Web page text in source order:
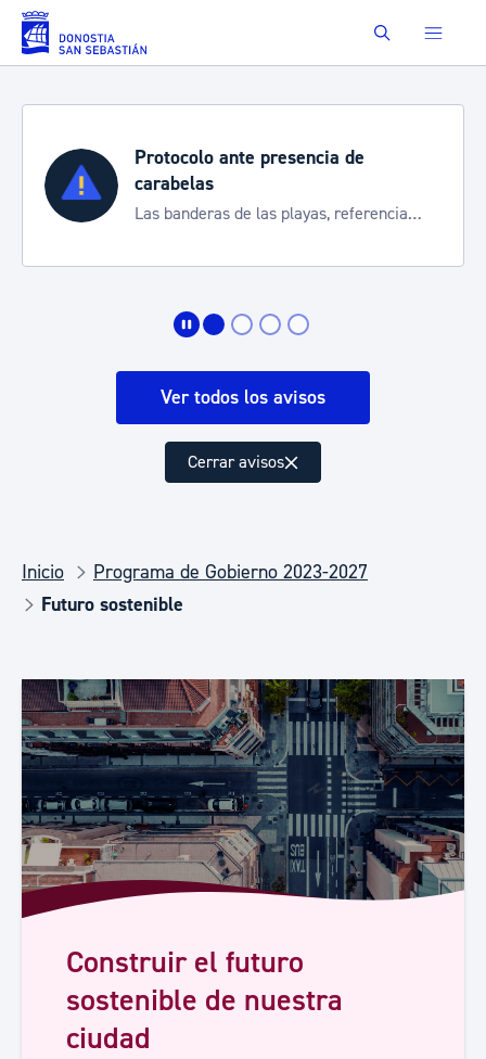
Saltar al contenido principal Buscar
Protocolo ante presencia de
carabelas
Las banderas de las playas, referencia
Ver todos los avisos
Cerrar avisos
Inicio
Programa de Gobierno 2023-2027
Futuro sostenible
Construir el futuro
sostenible de nuestra
ciudad